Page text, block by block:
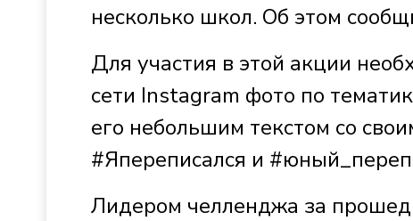
несколько школ. Об этом
Для участия в этой акции
сети Instagram фото по
его небольшим текстом со
#Япереписался и
Лидером челленджа за